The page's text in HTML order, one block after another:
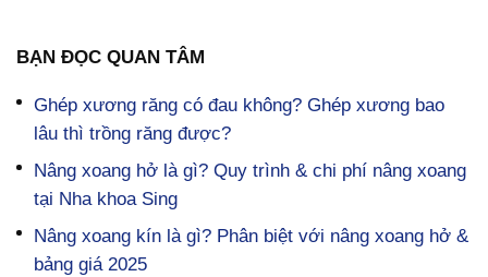
BẠN ĐỌC QUAN TÂM
Ghép xương răng có đau không? Ghép xương bao
lâu thì trồng răng được?
Nâng xoang hở là gì? Quy trình & chi phí nâng xoang
tại Nha khoa Sing
Nâng xoang kín là gì? Phân biệt với nâng xoang hở &
bảng giá 2025